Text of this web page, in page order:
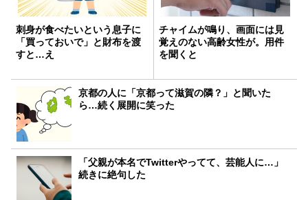
刺身が食べたいという息子に
「買っておいで」と財布を渡
すと…え
チャイムが鳴り、画面には見
覚えのない高齢女性が。用件
を聞くと
京都の人に「京都って滋賀の隣？」と聞いた
ら…続く展開に笑った
「父親が本名でTwitterやってて、芸能人に…」
続きに絶句した